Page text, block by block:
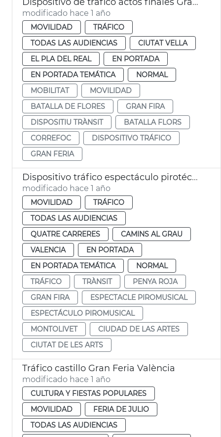
modificado hace 1 año
MOVILIDAD
TRÁFICO
TODAS LAS AUDIENCIAS
CIUTAT VELLA
EL PLA DEL REAL
EN PORTADA
EN PORTADA TEMÁTICA
NORMAL
MOBILITAT
MOVILIDAD
BATALLA DE FLORES
GRAN FIRA
DISPOSITIU TRÀNSIT
BATALLA FLORS
CORREFOC
DISPOSITIVO TRÁFICO
GRAN FERIA
Dispositivo tráfico espectáculo pirotécnico Gran Fira
modificado hace 1 año
MOVILIDAD
TRÁFICO
TODAS LAS AUDIENCIAS
QUATRE CARRERES
CAMINS AL GRAU
VALENCIA
EN PORTADA
EN PORTADA TEMÁTICA
NORMAL
TRÁFICO
TRÀNSIT
PENYA ROJA
GRAN FIRA
ESPECTACLE PIROMUSICAL
ESPECTÁCULO PIROMUSICAL
MONTOLIVET
CIUDAD DE LAS ARTES
CIUTAT DE LES ARTS
Tráfico castillo Gran Feria València
modificado hace 1 año
CULTURA Y FIESTAS POPULARES
MOVILIDAD
FERIA DE JULIO
TODAS LAS AUDIENCIAS